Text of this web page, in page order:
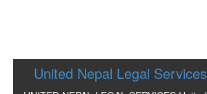
United Nepal Legal Services